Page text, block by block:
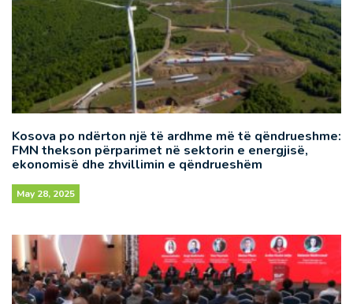
Kosova po ndërton një të ardhme më të qëndrueshme:
FMN thekson përparimet në sektorin e energjisë,
ekonomisë dhe zhvillimin e qëndrueshëm
May 28, 2025